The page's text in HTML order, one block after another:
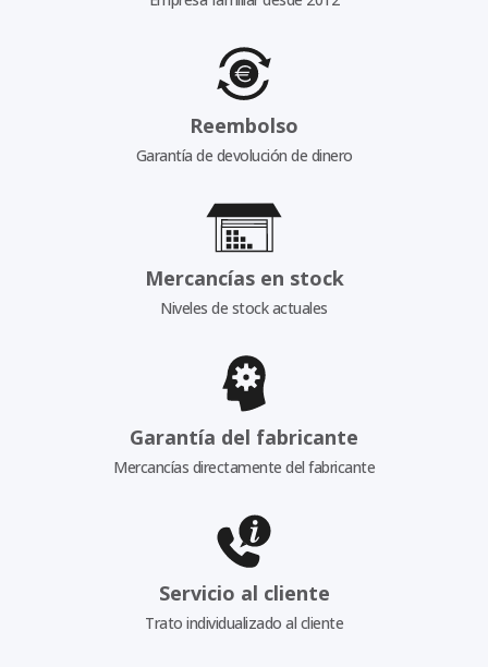
Reembolso
Garantía de devolución de dinero
Mercancías en stock
Niveles de stock actuales
Garantía del fabricante
Mercancías directamente del fabricante
Servicio al cliente
Trato individualizado al cliente